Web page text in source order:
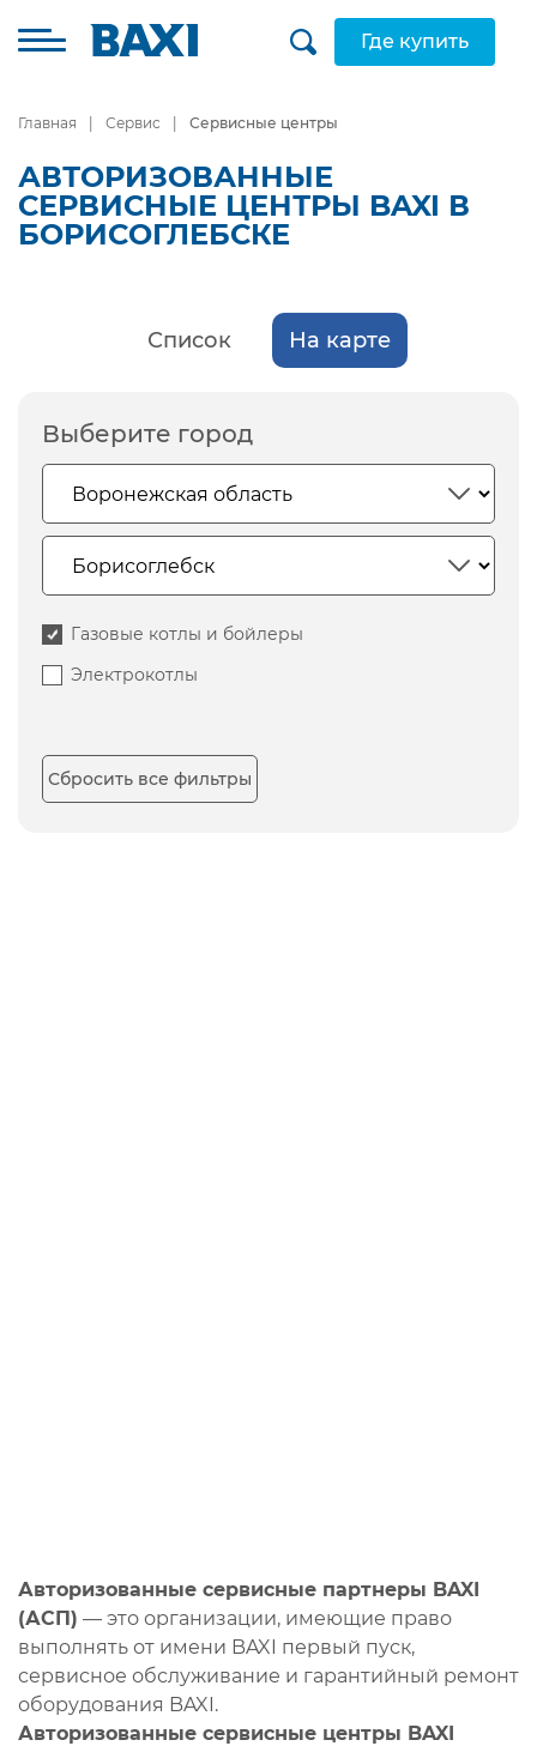
Где купить
Главная Сервис Сервисные центры
АВТОРИЗОВАННЫЕ
СЕРВИСНЫЕ ЦЕНТРЫ BAXI В
БОРИСОГЛЕБСКЕ
Список На карте
Выберите город
Газовые котлы и бойлеры
Электрокотлы
Сбросить все фильтры
Авторизованные сервисные партнеры BAXI
(АСП) — это организации, имеющие право
выполнять от имени BAXI первый пуск,
сервисное обслуживание и гарантийный ремонт
оборудования BAXI.
Авторизованные сервисные центры BAXI